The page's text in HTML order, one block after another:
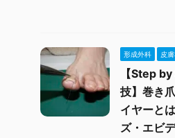
形成外科 皮
【Step
技】巻き
イヤーと
ズ・エビ